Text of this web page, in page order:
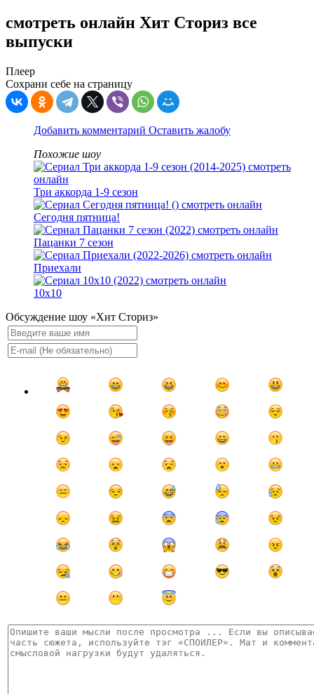
смотреть онлайн Хит Сториз все
выпуски
Плеер
Сохрани себе на страницу
Добавить комментарий Оставить жалобу
Похожие шоу
Три аккорда 1-9 сезон
Сегодня пятница!
Пацанки 7 сезон
Приехали
10x10
Обсуждение шоу «Хит Сториз»